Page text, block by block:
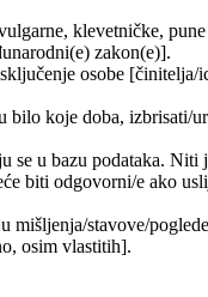
klevetničke,
zakon(e)].
osobe
bilo koje doba, izbrisati/
se u bazu podataka.
biti odgovorni/e ako
stavove/
osim vlastitih].